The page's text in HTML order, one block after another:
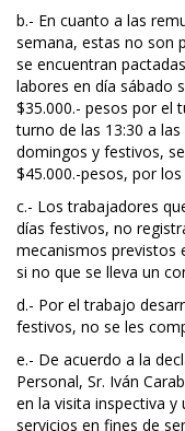
b.- En cuanto a las
semana, estas no son
se encuentran
labores en día sábado
$35.000.- pesos por el
turno de las 13:30 a
domingos y festivos,
$45.000.-pesos, por
c.- Los trabajadores
días festivos, no
mecanismos previstos
si no que se lleva un
d.- Por el trabajo
festivos, no se les
e.- De acuerdo a la
Personal, Sr. Iván
en la visita inspectiva
servicios en fines de